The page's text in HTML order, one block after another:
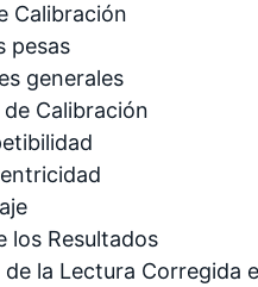
Calibración
pesas
generales
Calibración
los Resultados
la Lectura Corregida e